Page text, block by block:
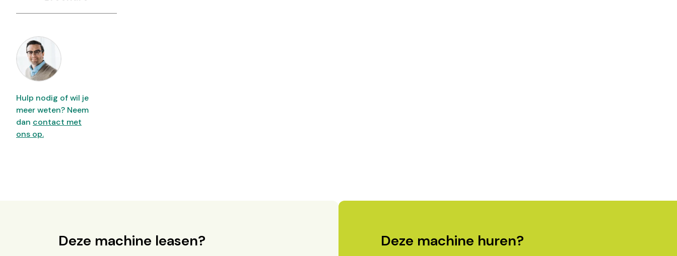
Hulp nodig of wil je
meer weten? Neem
dan contact met
ons op.
Deze machine leasen? Deze machine huren?